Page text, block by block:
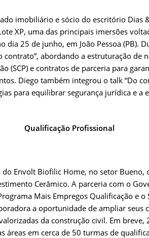
imobiliário e sócio do escritório Dias
XP, uma das principais imersões
dia 25 de junho, em João Pessoa (PB).
contrato”, abordando a estruturação de
(SCP) e contratos de parceria para
Diego também integrou o talk “Do
para equilibrar segurança jurídica e a
Qualificação Profissional
Envolt Biofilic Home, no setor Bueno,
Cerâmico. A parceria com o
Mais Empregos Qualificação e o
a oportunidade de ampliar seus
da construção civil. Em
áreas em cerca de 50 turmas de